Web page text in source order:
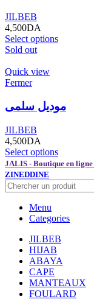
JILBEB
4,500DA
Select options
Sold out
Quick view
Fermer
موديل سلمى
JILBEB
4,500DA
Select options
JALIS - Boutique en ligne
ZINEDDINE
Menu
Categories
JILBEB
HIJAB
ABAYA
CAPE
MANTEAUX
FOULARD